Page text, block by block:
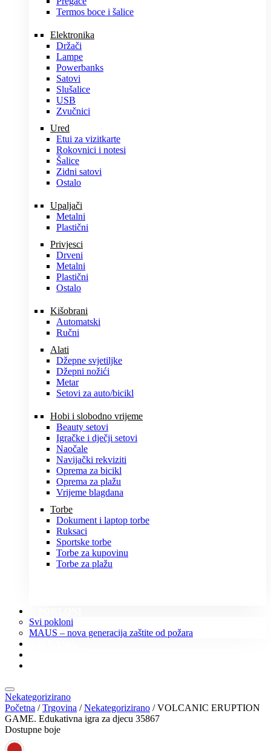
Termos boce i šalice
Elektronika
Držači
Lampe
Powerbanks
Satovi
Slušalice
USB
Zvučnici
Ured
Etui za vizitkarte
Rokovnici i notesi
Šalice
Zidni satovi
Ostalo
Upaljači
Metalni
Plastični
Privjesci
Drveni
Metalni
Plastični
Ostalo
Kišobrani
Automatski
Ručni
Alati
Džepne svjetiljke
Džepni nožići
Metar
Setovi za auto/bicikl
Hobi i slobodno vrijeme
Beauty setovi
Igračke i dječji setovi
Naočale
Navijački rekviziti
Oprema za bicikl
Oprema za plažu
Vrijeme blagdana
Torbe
Dokument i laptop torbe
Ruksaci
Sportske torbe
Torbe za kupovinu
Torbe za plažu
Svi pokloni
MAUS – nova generacija zaštite od požara
Nekategorizirano
Početna /Trgovina /Nekategorizirano / VOLCANIC ERUPTION
GAME. Edukativna igra za djecu 35867
Dostupne boje